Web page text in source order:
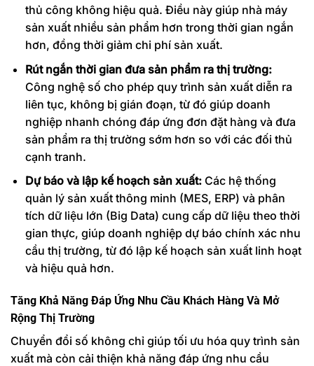
thủ công không hiệu quả. Điều này giúp nhà máy
sản xuất nhiều sản phẩm hơn trong thời gian ngắn
hơn, đồng thời giảm chi phí sản xuất.
Rút ngắn thời gian đưa sản phẩm ra thị trường:
Công nghệ số cho phép quy trình sản xuất diễn ra
liên tục, không bị gián đoạn, từ đó giúp doanh
nghiệp nhanh chóng đáp ứng đơn đặt hàng và đưa
sản phẩm ra thị trường sớm hơn so với các đối thủ
cạnh tranh.
Dự báo và lập kế hoạch sản xuất:Các hệ thống
quản lý sản xuất thông minh (MES, ERP) và phân
tích dữ liệu lớn (Big Data) cung cấp dữ liệu theo thời
gian thực, giúp doanh nghiệp dự báo chính xác nhu
cầu thị trường, từ đó lập kế hoạch sản xuất linh hoạt
và hiệu quả hơn.
Tăng Khả Năng Đáp Ứng Nhu Cầu Khách Hàng Và Mở
Rộng Thị Trường
Chuyển đổi số không chỉ giúp tối ưu hóa quy trình sản
xuất mà còn cải thiện khả năng đáp ứng nhu cầu